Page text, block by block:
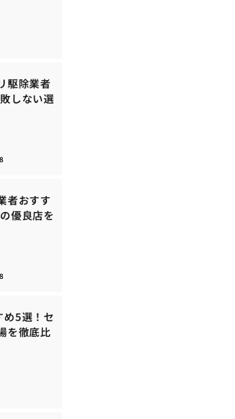
駆除業者
しない選
者おすす
優良店を
め5選！セ
を徹底比